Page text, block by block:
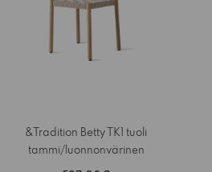
&Tradition Betty TK1 tuoli
tammi/luonnonvärinen